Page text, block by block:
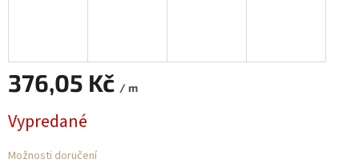
376,05 Kč / m
cena:
Vypredané
Možnosti doručení